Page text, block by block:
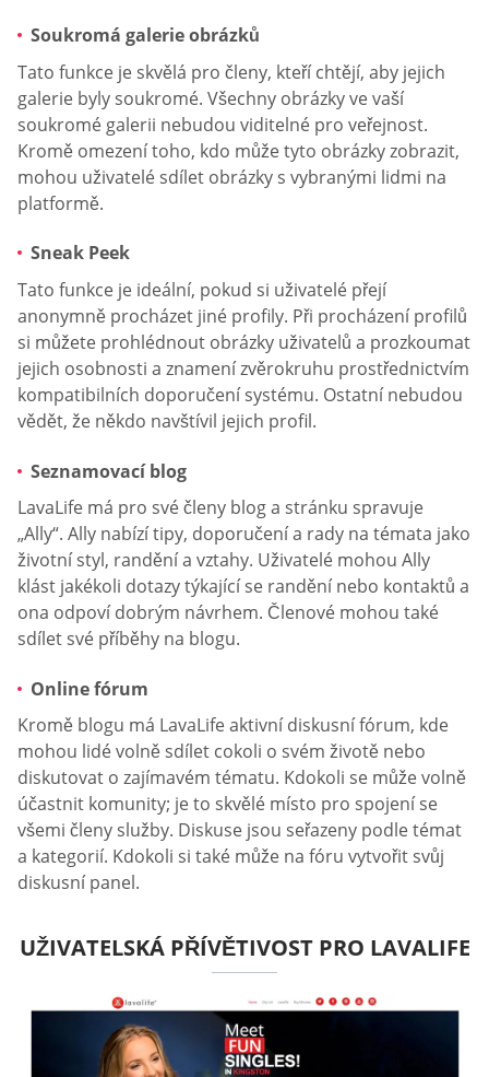
Soukromá galerie obrázků
Tato funkce je skvělá pro členy, kteří chtějí, aby jejich
galerie byly soukromé. Všechny obrázky ve vaší
soukromé galerii nebudou viditelné pro veřejnost.
Kromě omezení toho, kdo může tyto obrázky zobrazit,
mohou uživatelé sdílet obrázky s vybranými lidmi na
platformě.
Sneak Peek
Tato funkce je ideální, pokud si uživatelé přejí
anonymně procházet jiné profily. Při procházení profilů
si můžete prohlédnout obrázky uživatelů a prozkoumat
jejich osobnosti a znamení zvěrokruhu prostřednictvím
kompatibilních doporučení systému. Ostatní nebudou
vědět, že někdo navštívil jejich profil.
Seznamovací blog
LavaLife má pro své členy blog a stránku spravuje
„Ally“. Ally nabízí tipy, doporučení a rady na témata jako
životní styl, randění a vztahy. Uživatelé mohou Ally
klást jakékoli dotazy týkající se randění nebo kontaktů a
ona odpoví dobrým návrhem. Členové mohou také
sdílet své příběhy na blogu.
Online fórum
Kromě blogu má LavaLife aktivní diskusní fórum, kde
mohou lidé volně sdílet cokoli o svém životě nebo
diskutovat o zajímavém tématu. Kdokoli se může volně
účastnit komunity; je to skvělé místo pro spojení se
všemi členy služby. Diskuse jsou seřazeny podle témat
a kategorií. Kdokoli si také může na fóru vytvořit svůj
diskusní panel.
UŽIVATELSKÁ PŘÍVĚTIVOST PRO LAVALIFE